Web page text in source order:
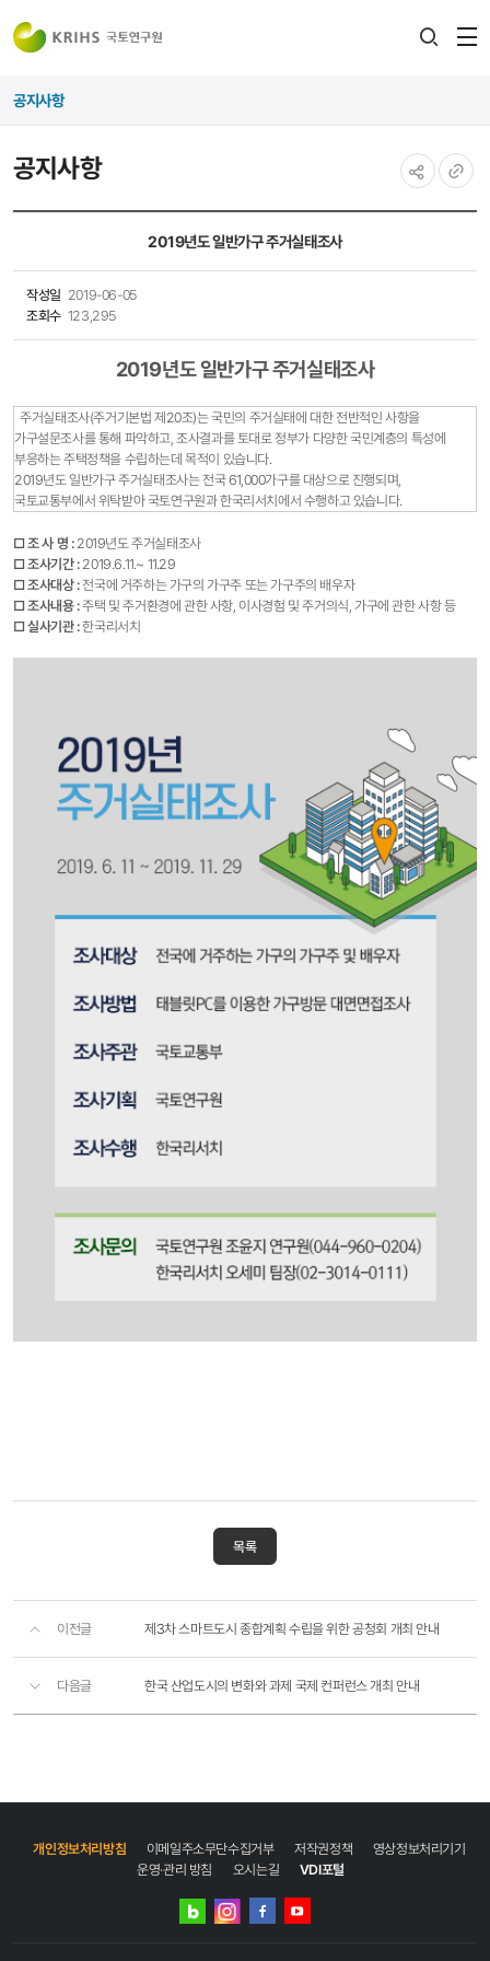
공지사항
공지사항
2019년도 일반가구 주거실태조사
작성일 2019-06-05
조회수 123,295
2019년도 일반가구 주거실태조사
주거실태조사(주거기본법 제20조)는 국민의 주거실태에 대한 전반적인 사항을
가구설문조사를 통해 파악하고, 조사결과를 토대로 정부가 다양한 국민계층의 특성에
부응하는 주택정책을 수립하는데 목적이 있습니다.
2019년도 일반가구 주거실태조사는 전국 61,000가구를 대상으로 진행되며,
국토교통부에서 위탁받아 국토연구원과 한국리서치에서 수행하고 있습니다.
□ 조 사 명 : 2019년도 주거실태조사
□ 조사기간​ : 2019.6.11.~ 11.29
□ 조사대상 : 전국에 거주하는 가구의 가구주 또는 가구주의 배우자
□ 조사내용 :주택 및 주거환경에 관한 사항, 이사경험 및 주거의식, 가구에 관한 사항 등
□ 실사기관:한국리서치
목록
이전글 제3차 스마트도시 종합계획 수립을 위한 공청회 개최 안내
다음글 한국 산업도시의 변화와 과제 국제 컨퍼런스 개최 안내
개인정보처리방침 이메일주소무단수집거부 저작권정책
영상정보처리기기
운영·관리 방침
오시는길 VDI포털
네이버
인스타그램